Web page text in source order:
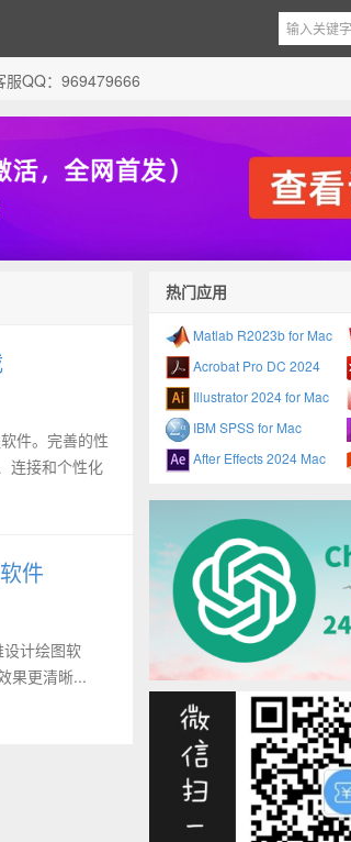
服QQ：969479666
件。完善的性
连接和个性化
件
计绘图软
果更清晰...
热门应用
Matlab R2023b for Mac
Acrobat Pro DC 2024
Illustrator 2024 for Mac
IBM SPSS for Mac
After Effects 2024 Mac